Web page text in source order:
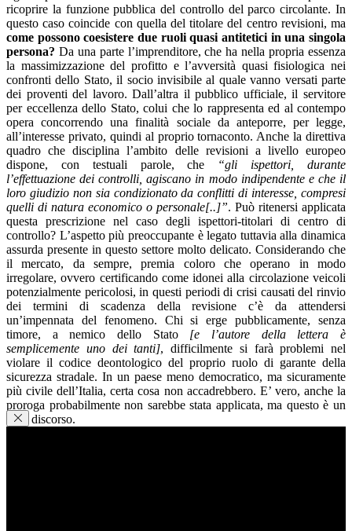
ricoprire la funzione pubblica del controllo del parco circolante. In
questo caso coincide con quella del titolare del centro revisioni, ma
come possono coesistere due ruoli quasi antitetici in una singola
persona? Da una parte l’imprenditore, che ha nella propria essenza
la massimizzazione del profitto e l’avversità quasi fisiologica nei
confronti dello Stato, il socio invisibile al quale vanno versati parte
dei proventi del lavoro. Dall’altra il pubblico ufficiale, il servitore
per eccellenza dello Stato, colui che lo rappresenta ed al contempo
opera concorrendo una finalità sociale da anteporre, per legge,
all’interesse privato, quindi al proprio tornaconto. Anche la direttiva
quadro che disciplina l’ambito delle revisioni a livello europeo
dispone, con testuali parole, che
“gli ispettori, durante
l’effettuazione dei controlli, agiscano in modo indipendente e che il
loro giudizio non sia condizionato da conflitti di interesse, compresi
quelli di natura economico o personale[..]”. Può ritenersi applicata
questa prescrizione nel caso degli ispettori-titolari di centro di
controllo? L’aspetto più preoccupante è legato tuttavia alla dinamica
assurda presente in questo settore molto delicato. Considerando che
il mercato, da sempre, premia coloro che operano in modo
irregolare, ovvero certificando come idonei alla circolazione veicoli
potenzialmente pericolosi, in questi periodi di crisi causati del rinvio
dei termini di scadenza della revisione c’è da attendersi
un’impennata del fenomeno. Chi si erge pubblicamente, senza
timore, a nemico dello Stato [e l’autore della lettera è
semplicemente uno dei tanti], difficilmente si farà problemi nel
violare il codice deontologico del proprio ruolo di garante della
sicurezza stradale. In un paese meno democratico, ma sicuramente
più civile dell’Italia, certa cosa non accadrebbero. E’ vero, anche la
proroga probabilmente non sarebbe stata applicata, ma questo è un
altro discorso.